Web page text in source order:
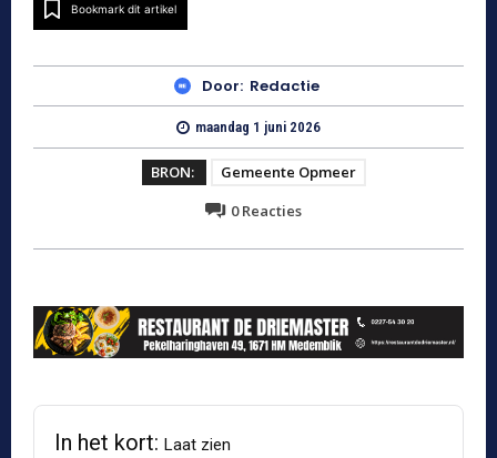
Bookmark dit artikel
Door: Redactie
maandag 1 juni 2026
BRON:
Gemeente Opmeer
0Reacties
In het kort: Laat zien